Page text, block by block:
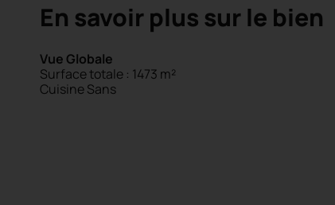
En savoir plus sur le bien
Vue Globale
Surface totale : 1473 m²
Cuisine Sans